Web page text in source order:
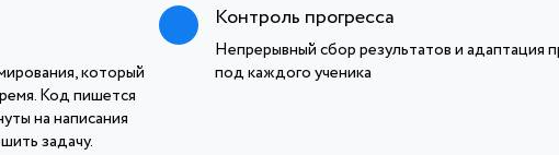
который
Код пишется
на написания
задачу.
Контроль прогресса
Непрерывный сбор результатов и адаптация
под каждого ученика